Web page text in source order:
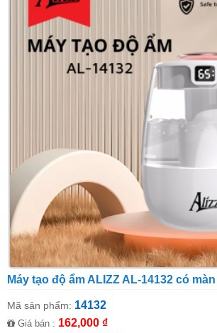
Máy tạo độ ẩm ALIZZ AL-14132 có
Mã sản phẩm: 14132
Giá bán : 162,000 ₫